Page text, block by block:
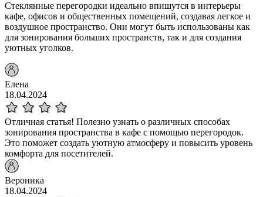
Стеклянные перегородки идеально впишутся в интерьеры
кафе, офисов и общественных помещений, создавая легкое и
воздушное пространство. Они могут быть использованы как
для зонирования больших пространств, так и для создания
уютных уголков.
Елена
18.04.2024
Отличная статья! Полезно узнать о различных способах
зонирования пространства в кафе с помощью перегородок.
Это поможет создать уютную атмосферу и повысить уровень
комфорта для посетителей.
Вероника
18.04.2024